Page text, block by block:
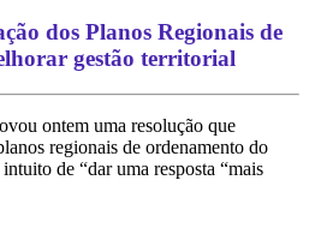
dos Planos Regionais de
gestão territorial
ontem uma resolução que
regionais de ordenamento do
de “dar uma resposta “mais